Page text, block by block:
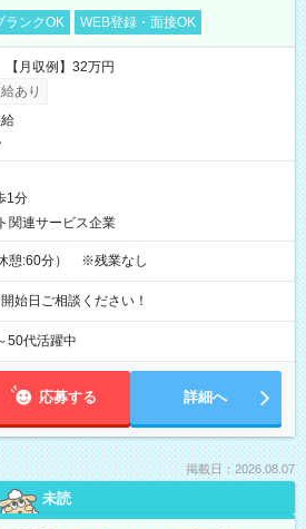
ランクOK WEB登録・面接OK
月収例】32万円
あり
1分
関連サービス企業
憩:60分） ※残業なし
日ご相談ください！
50代活躍中
応募する 詳細へ
掲載日：2026.08.07
未読